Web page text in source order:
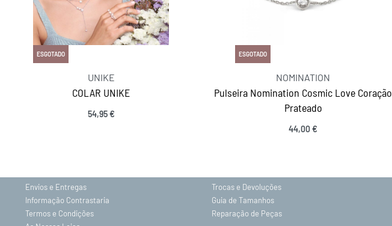
ESGOTADO
UNIKE
COLAR UNIKE
54,95€
ESGOTADO
NOMINATION
Pulseira Nomination Cosmic Love Coração
Prateado
44,00€
Envios e Entregas
Trocas e Devoluções
Informação Contrastaria
Guia de Tamanhos
Termos e Condições
Reparação de Peças